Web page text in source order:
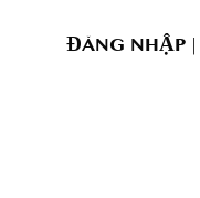
ĐĂNG NHẬP |